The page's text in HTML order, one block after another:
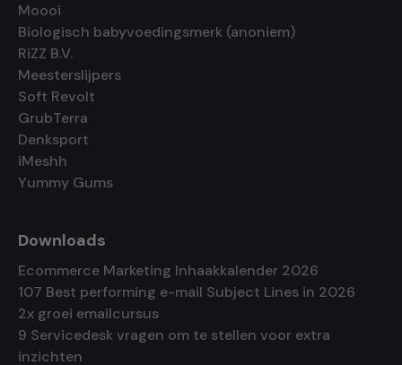
Moooi
Biologisch babyvoedingsmerk (anoniem)
RiZZ B.V.
Meesterslijpers
Soft Revolt
GrubTerra
Denksport
iMeshh
Yummy Gums
Downloads
Ecommerce Marketing Inhaakkalender 2026
107 Best performing e-mail Subject Lines in 2026
2x groei emailcursus
9 Servicedesk vragen om te stellen voor extra
inzichten